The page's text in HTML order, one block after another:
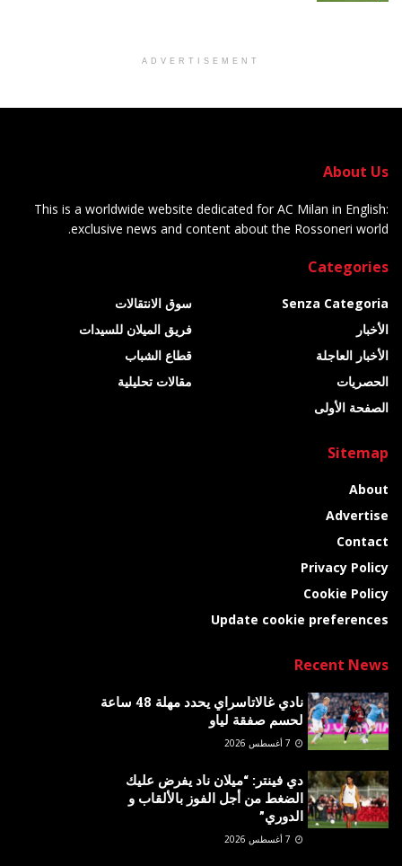
ADVERTISEMENT
About Us
This is a worldwide website dedicated for AC Milan in English:
exclusive news and content about the Rossoneri world.
Categories
Senza Categoria
الأخبار
الأخبار العاجلة
الحصريات
الصفحة الأولى
سوق الانتقالات
فريق الميلان للسيدات
قطاع الشباب
مقالات تحليلية
Sitemap
About
Advertise
Contact
Privacy Policy
Cookie Policy
Update cookie preferences
Recent News
نادي غالاتاسراي يحدد مهلة 48 ساعة
لحسم صفقة لياو
دي فينتر: “ميلان ناد يفرض عليك
الضغط من أجل الفوز بالألقاب و
الدوري”